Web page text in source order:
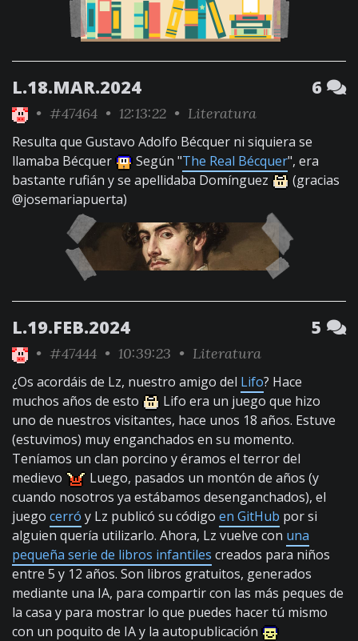
L.18.MAR.2024 6
• #47464 • 12:13:22 • Literatura
Resulta que Gustavo Adolfo Bécquer ni siquiera se
llamaba Bécquer
Según "The Real Bécquer", era
bastante rufián y se apellidaba Domínguez
(gracias
@josemariapuerta)
L.19.FEB.2024 5
• #47444 • 10:39:23 • Literatura
¿Os acordáis de Lz, nuestro amigo del Lifo? Hace
muchos años de esto
Lifo era un juego que hizo
uno de nuestros visitantes, hace unos 18 años. Estuve
(estuvimos) muy enganchados en su momento.
Teníamos un clan porcino y éramos el terror del
medievo
Luego, pasados un montón de años (y
cuando nosotros ya estábamos desenganchados), el
juego cerró y Lz publicó su código en GitHub por si
alguien quería utilizarlo. Ahora, Lz vuelve con una
pequeña serie de libros infantiles creados para niños
entre 5 y 12 años. Son libros gratuitos, generados
mediante una IA, para compartir con las más peques de
la casa y para mostrar lo que puedes hacer tú mismo
con un poquito de IA y la autopublicación